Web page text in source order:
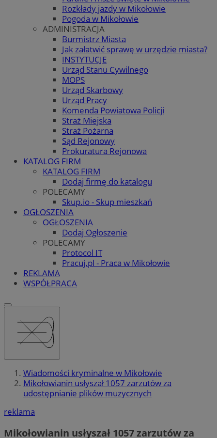
Rozkłady jazdy w Mikołowie
Pogoda w Mikołowie
ADMINISTRACJA
Burmistrz Miasta
Jak załatwić sprawę w urzędzie miasta?
INSTYTUCJE
Urząd Stanu Cywilnego
MOPS
Urząd Skarbowy
Urząd Pracy
Komenda Powiatowa Policji
Straż Miejska
Straż Pożarna
Sąd Rejonowy
Prokuratura Rejonowa
KATALOG FIRM
KATALOG FIRM
Dodaj firmę do katalogu
POLECAMY
Skup.io - Skup mieszkań
OGŁOSZENIA
OGŁOSZENIA
Dodaj Ogłoszenie
POLECAMY
Protocol IT
Pracuj.pl - Praca w Mikołowie
REKLAMA
WSPÓŁPRACA
Wiadomości kryminalne w Mikołowie
Mikołowianin usłyszał 1057 zarzutów za
udostępnianie plików muzycznych
reklama
Mikołowianin usłyszał 1057 zarzutów za